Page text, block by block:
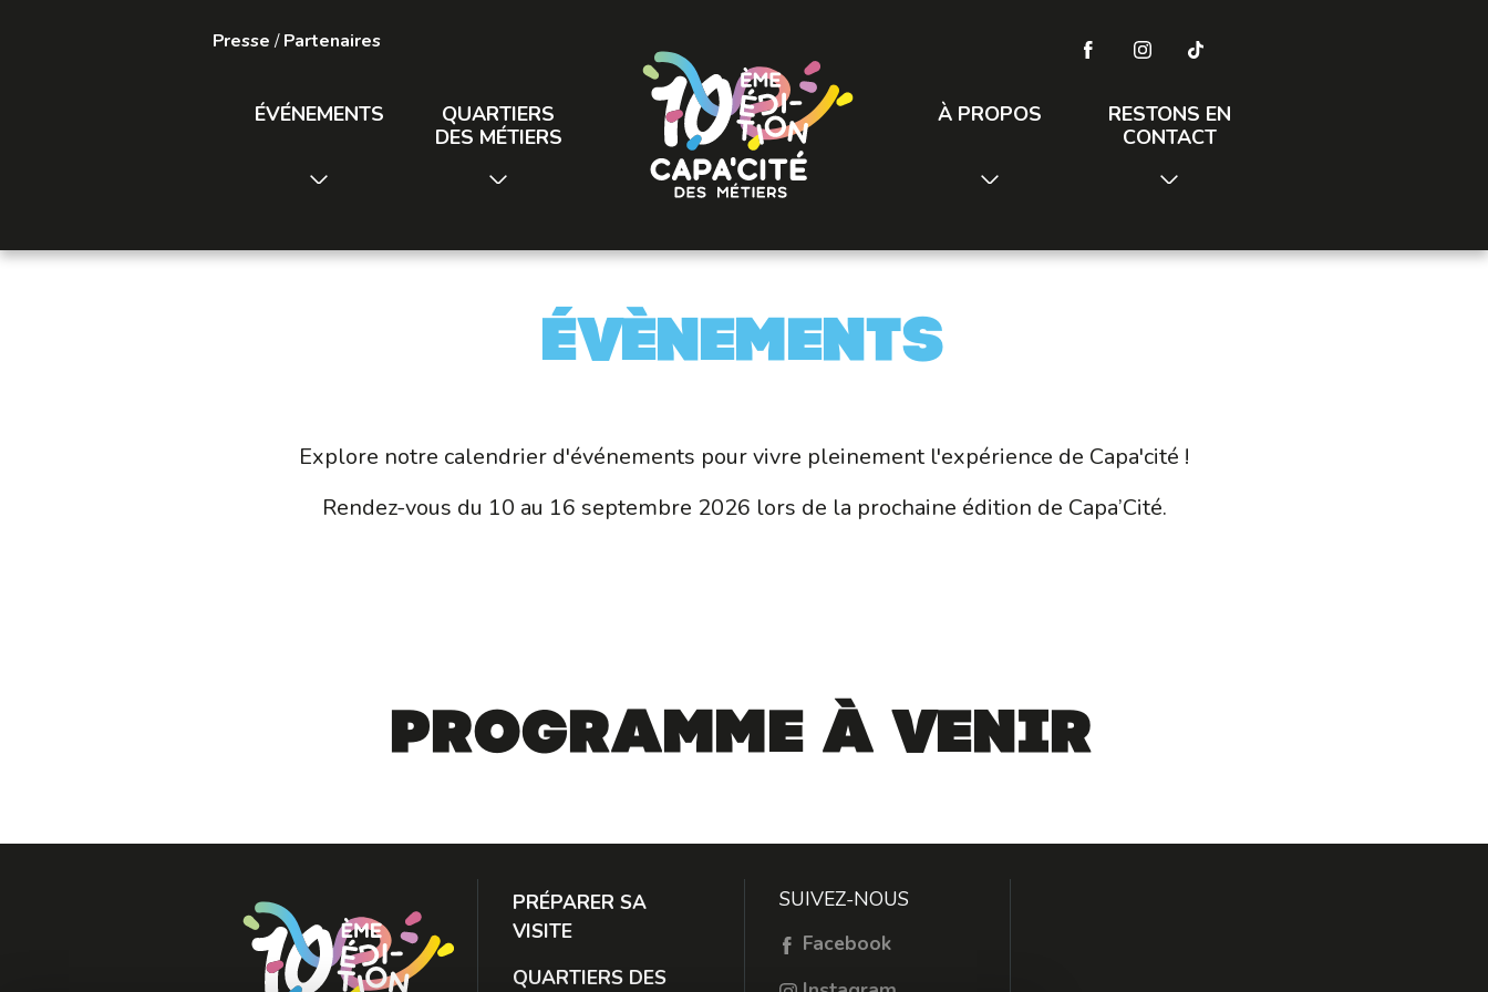
Presse/Partenaires
ÉVÉNEMENTS
QUARTIERS
DES MÉTIERS
À PROPOS
RESTONS EN
CONTACT
Évènements
Explore notre calendrier d'événements pour vivre pleinement l'expérience de Capa'cité !
Rendez-vous du 10 au 16 septembre 2026 lors de la prochaine édition de Capa’Cité.
Programme à venir
PRÉPARER SA
VISITE
QUARTIERS DES
SUIVEZ-NOUS
Facebook